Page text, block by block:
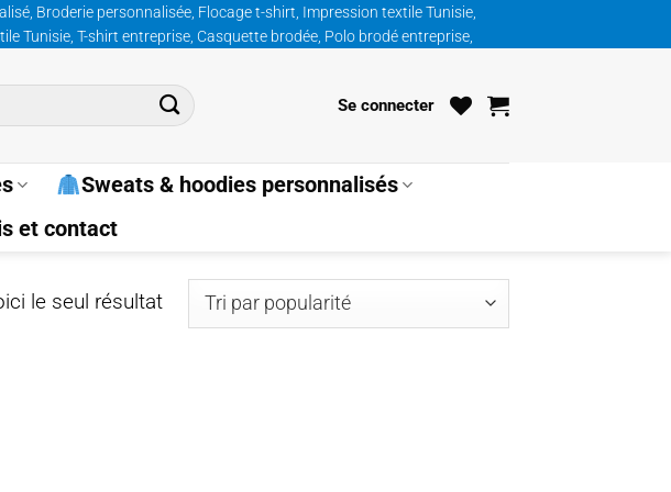
Broderie personnalisée, Flocage t-shirt, Impression textile Tunisie,
Tunisie, T-shirt entreprise, Casquette brodée, Polo brodé entreprise,
Se connecter
Sweats & hoodies personnalisés
et contact
le seul résultat